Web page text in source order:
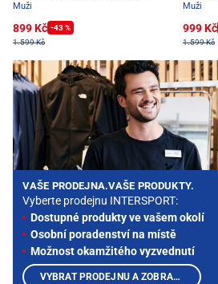
Muži
899 Kč -43 %
1.599 Kč
Muži
999 Kč
1.599 Kč
VAŠE PRODEJNA.VAŠE PRODUKTY.
Vyberte prodejnu INTERSPORT:
Dostupné produkty ve vašem okolí
Osobní poradenství na místě
Možnost okamžitého vyzvednutí
VYBRAT PRODEJNU A ZOBRAZIT PRODUKTY